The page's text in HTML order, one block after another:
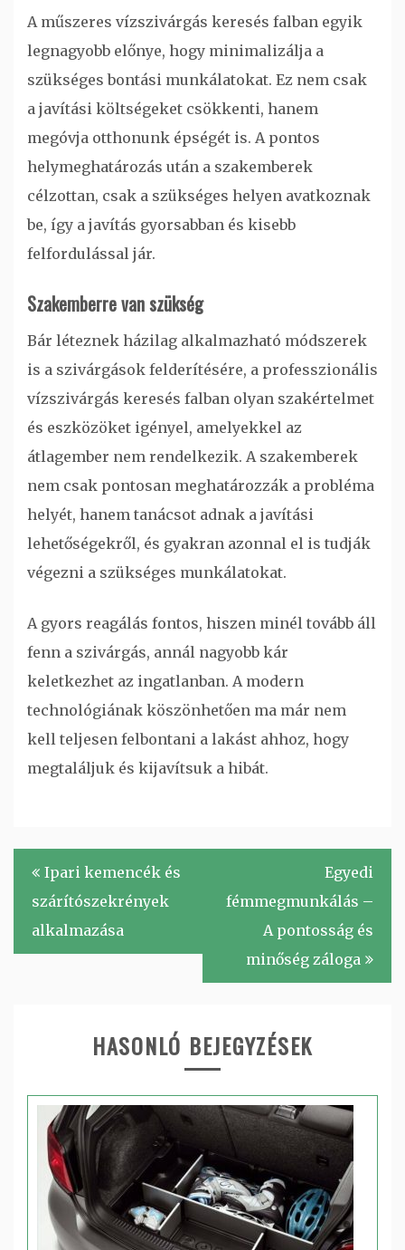
A műszeres vízszivárgás keresés falban egyik
legnagyobb előnye, hogy minimalizálja a
szükséges bontási munkálatokat. Ez nem csak
a javítási költségeket csökkenti, hanem
megóvja otthonunk épségét is. A pontos
helymeghatározás után a szakemberek
célzottan, csak a szükséges helyen avatkoznak
be, így a javítás gyorsabban és kisebb
felfordulással jár.
Szakemberre van szükség
Bár léteznek házilag alkalmazható módszerek
is a szivárgások felderítésére, a professzionális
vízszivárgás keresés falban olyan szakértelmet
és eszközöket igényel, amelyekkel az
átlagember nem rendelkezik. A szakemberek
nem csak pontosan meghatározzák a probléma
helyét, hanem tanácsot adnak a javítási
lehetőségekről, és gyakran azonnal el is tudják
végezni a szükséges munkálatokat.
A gyors reagálás fontos, hiszen minél tovább áll
fenn a szivárgás, annál nagyobb kár
keletkezhet az ingatlanban. A modern
technológiának köszönhetően ma már nem
kell teljesen felbontani a lakást ahhoz, hogy
megtaláljuk és kijavítsuk a hibát.
Bejegyzés
navigáció
Ipari kemencék és
szárítószekrények
alkalmazása
Egyedi
fémmegmunkálás –
A pontosság és
minőség záloga
HASONLÓ BEJEGYZÉSEK